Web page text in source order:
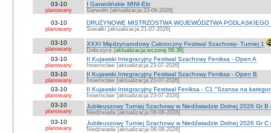
03-10
planowany
I Garwolińskie MINI-Elo
Garwolin [aktualizacja:23-06-2026]
03-10
planowany
DRUŻYNOWE MISTRZOSTWA WOJEWÓDZTWA
Suwałki [aktualizacja:21-07-2026]
03-10
planowany
XXXI Międzynarodowy Całoroczny Festiwal Szachowy- Turniej 1
Dobczyce [aktualizacja:wczoraj 06:36]
03-10
planowany
II Kujawski Integracyjny Festiwal Szachowy Feniksa - Open A
Inowrocław [aktualizacja:23-07-2026]
03-10
planowany
II Kujawski Integracyjny Festiwal Szachowy Feniksa - Open B
Inowrocław [aktualizacja:23-07-2026]
03-10
planowany
II Kujawski Integracyjny Festiwal Feniksa - C1 "Szansa na
Inowrocław [aktualizacja:23-07-2026]
03-10
planowany
Jubileuszowy Turniej Szachowy w Niedźwiadzie Dolnej 2026 Gr
Niedźwiada [aktualizacja:06-08-2026]
03-10
planowany
Jubileuszowy Turniej Szachowy w Niedźwiadzie Dolnej 2026 Gr
Niedźwiada [aktualizacja:06-08-2026]